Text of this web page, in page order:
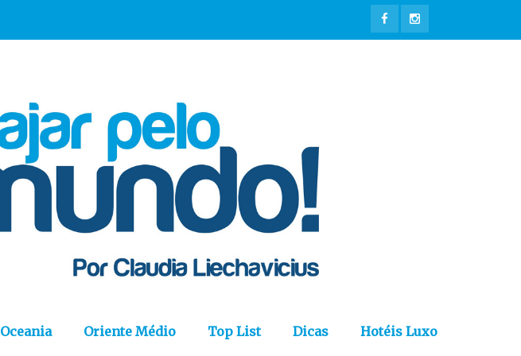
Oceania Oriente Médio Top List Dicas Hotéis Luxo